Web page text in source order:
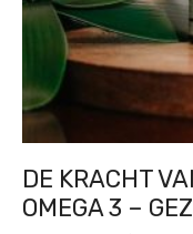
DE KRACHT
OMEGA 3 –